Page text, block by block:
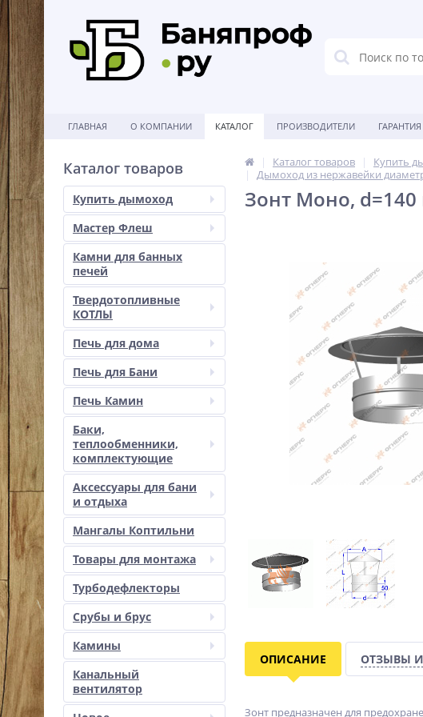
ГЛАВНАЯ О КОМПАНИИ КАТАЛОГ ПРОИЗВОДИТЕЛИ ГАРАНТИЯ
Каталог товаров
Купить дымоход
Мастер Флеш
Камни для банных
печей
Твердотопливные
КОТЛЫ
Печь для дома
Печь для Бани
Печь Камин
Баки,
теплообменники,
комплектующие
Аксессуары для бани
и отдыха
Мангалы Коптильни
Товары для монтажа
Турбодефлекторы
Срубы и брус
Камины
Канальный
вентилятор
Каталог товаров Купить
Дымоход из нержавейки
Зонт Моно,
ОПИСАНИЕ ОТЗЫВЫ
Зонт предназначен для